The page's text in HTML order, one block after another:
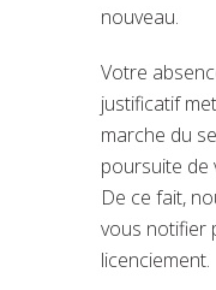
nouveau.
Votre
justificatif
marche du
poursuite de
De ce fait,
vous notifier
licenciement.